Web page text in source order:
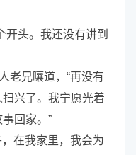
头。我还没有讲到
老兄嚷道，“再没有
兴了。我宁愿光着
回家。”
在我家里，我会为